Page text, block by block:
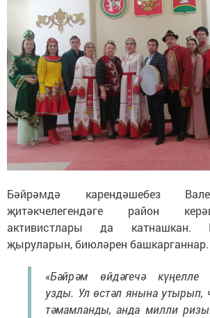
Бәйрәмдә карендәшебез
җитәкчелегендәге район
активистлары да катнашкан.
җыруларын, биюләрен башкарганнар.
«Бәйрәм өйдәгечә күңелле
узды. Ул өстәл янына утырып,
тәмамланды, анда милли